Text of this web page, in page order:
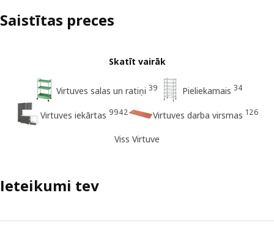
Saistītas preces
Skatīt vairāk
Virtuves salas un ratiņi 39 Pieliekamais 34
Virtuves iekārtas 9942 Virtuves darba virsmas 126
Viss Virtuve
Ieteikumi tev